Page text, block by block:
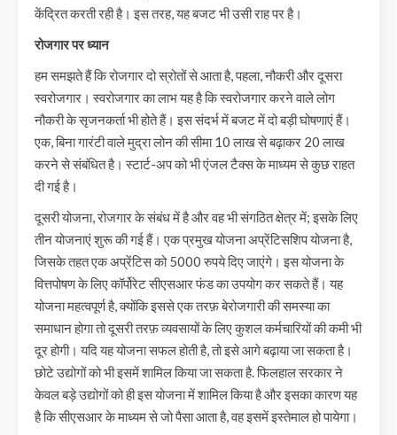
केंद्रित करती रही है। इस तरह, यह बजट भी उसी राह पर है।
रोजगार पर ध्यान
हम समझते हैं कि रोजगार दो स्रोतों से आता है, पहला, नौकरी और दूसरा
स्वरोजगार। स्वरोजगार का लाभ यह है कि स्वरोजगार करने वाले लोग
नौकरी के सृजनकर्ता भी होते हैं। इस संदर्भ में बजट में दो बड़ी घोषणाएं हैं।
एक, बिना गारंटी वाले मुद्रा लोन की सीमा 10 लाख से बढ़ाकर 20 लाख
करने से संबंधित है। स्टार्ट-अप को भी एंजल टैक्स के माध्यम से कुछ राहत
दी गई है।
दूसरी योजना, रोजगार के संबंध में है और वह भी संगठित क्षेत्र में; इसके लिए
तीन योजनाएं शुरू की गई हैं। एक प्रमुख योजना अप्रेंटिसशिप योजना है,
जिसके तहत एक अप्रेंटिस को 5000 रुपये दिए जाएंगे। इस योजना के
वित्तपोषण के लिए कॉर्पोरेट सीएसआर फंड का उपयोग कर सकते हैं। यह
योजना महत्वपूर्ण है, क्योंकि इससे एक तरफ़ बेरोजगारी की समस्या का
समाधान होगा तो दूसरी तरफ़ व्यवसायों के लिए कुशल कर्मचारियों की कमी भी
दूर होगी। यदि यह योजना सफल होती है, तो इसे आगे बढ़ाया जा सकता है।
छोटे उद्योगों को भी इसमें शामिल किया जा सकता है. फिलहाल सरकार ने
केवल बड़े उद्योगों को ही इस योजना में शामिल किया है और इसका कारण यह
है कि सीएसआर के माध्यम से जो पैसा आता है, वह इसमें इस्तेमाल हो पायेगा।